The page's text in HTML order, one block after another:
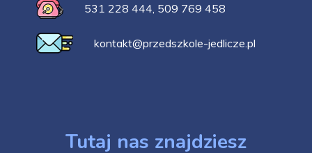
531 228 444 509 769 458
kontakt@przedszkole-jedlicze.pl
Tutaj nas znajdziesz